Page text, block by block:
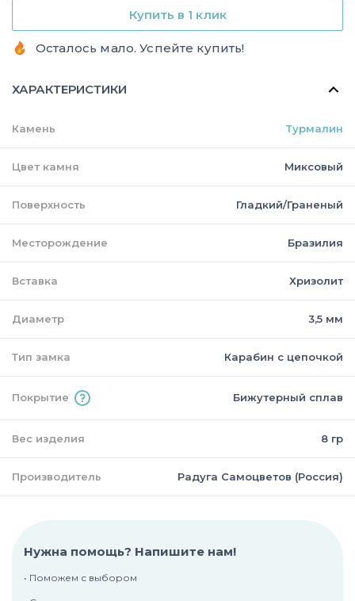
Купить в 1 клик
Осталось мало. Успейте купить!
ХАРАКТЕРИСТИКИ
Камень Турмалин
Цвет камня Миксовый
Поверхность Гладкий/Граненый
Месторождение Бразилия
Вставка Хризолит
Диаметр 3,5 мм
Тип замка Карабин с цепочкой
Покрытие Бижутерный сплав
Вес изделия 8 гр
Производитель Радуга Самоцветов (Россия)
Нужна помощь? Напишите нам!
• Поможем с выбором